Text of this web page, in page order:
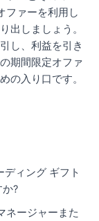
ファーを利用し
出しましょう。
し、利益を引き
期間限定オファ
の入り口です。
ィング ギフト
?
ネージャーまた